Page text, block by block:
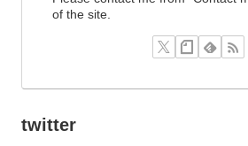
of the site.
twitter